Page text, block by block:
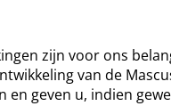
zijn voor ons
van de
en geven u, indien